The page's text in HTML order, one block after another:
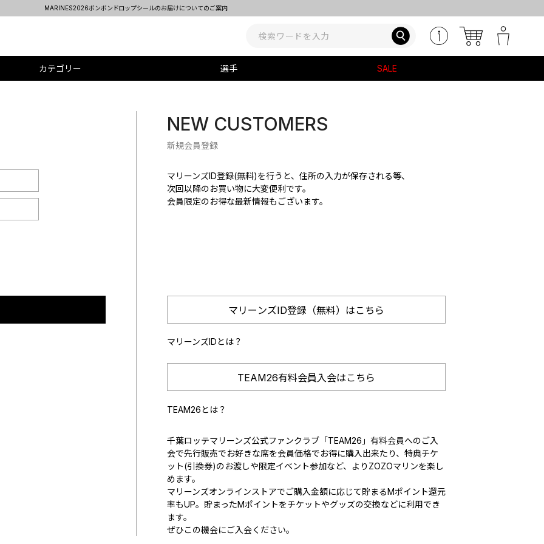
MARINES2026ボンボンドロップシールのお届けについてのご案内
カテゴリー 選手 SALE
NEW CUSTOMERS
新規会員登録
マリーンズID登録(無料)を行うと、住所の入力が保存される等、
次回以降のお買い物に大変便利です。
会員限定のお得な最新情報もございます。
マリーンズID登録（無料）はこちら
マリーンズIDとは？
TEAM26有料会員入会はこちら
TEAM26とは？
千葉ロッテマリーンズ公式ファンクラブ「TEAM26」有料会員へのご入
会で先行販売でお好きな席を会員価格でお得に購入出来たり、特典チケ
ット(引換券)のお渡しや限定イベント参加など、よりZOZOマリンを楽し
めます。
マリーンズオンラインストアでご購入金額に応じて貯まるMポイント還元
率もUP。貯まったMポイントをチケットやグッズの交換などに利用でき
ます。
ぜひこの機会にご入会ください。